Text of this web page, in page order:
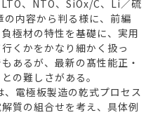
、NTO、SiOx/C、Li／硫
内容から判る様に、前編
極材の特性を基礎に、実用
くかをかなり細かく扱っ
あるが、最新の髙性能正・
の難しさがある。
電極板製造の乾式プロセス
質の組合せを考え、具体例